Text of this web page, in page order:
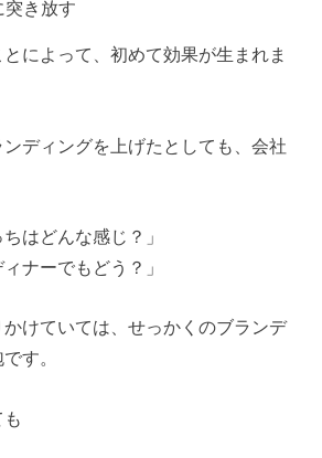
突き放す
によって、初めて効果が生まれま
ディングを上げたとしても、会社
はどんな感じ？」
ナーでもどう？」
けていては、せっかくのブランデ
す。